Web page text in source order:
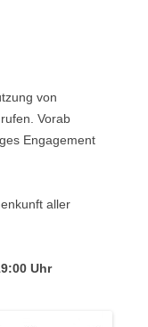
von
Vorab
Engagement
aller
Uhr